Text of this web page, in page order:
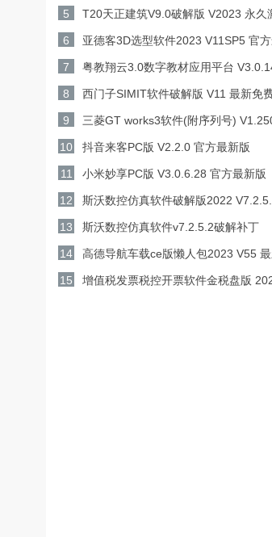
用教程
5
T20天正建筑V9.0破解版 V2023 永久
码版
6
亚德客3D选型软件2023 V11SP5 官
版
7
粤教翔云3.0数字教材应用平台
官方教师版
8 西门子SIMIT软件破解版 V11 最新免
9
三菱GT works3软件(附序列号)
文免费版
10 抖音来客PC版 V2.2.0 官方最新版
11 小米妙享PC版 V3.0.6.28 官方最新版
12
斯沃数控仿真软件破解版2022
新免费版
13 斯沃数控仿真软件v7.2.5.2破解补丁
14
高德导航车载ce版懒人包2023 V55
费版
15
增值税发票税控开票软件金税盘版